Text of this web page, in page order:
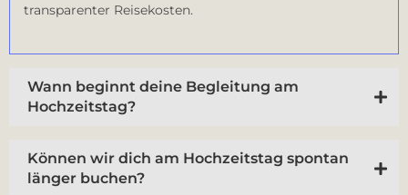
transparenter Reisekosten.
Wann beginnt deine Begleitung am
Hochzeitstag?
Können wir dich am Hochzeitstag spontan
länger buchen?